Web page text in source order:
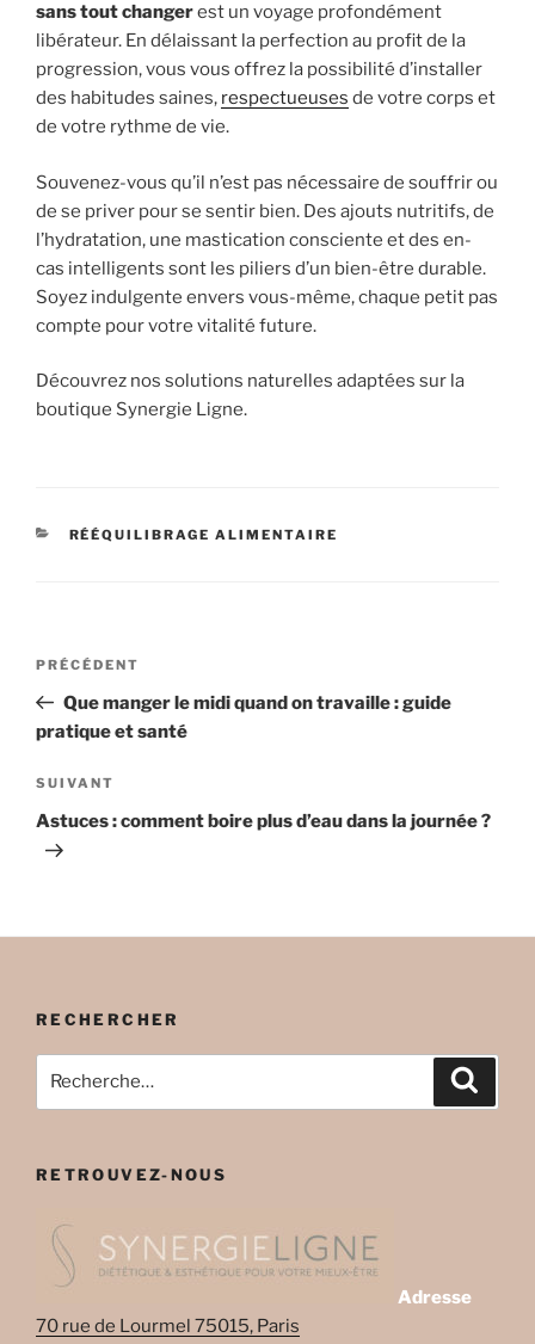
sans tout changerest un voyage profondément
libérateur. En délaissant la perfection au profit de la
progression, vous vous offrez la possibilité d’installer
des habitudes saines, respectueuses de votre corps et
de votre rythme de vie.
Souvenez-vous qu’il n’est pas nécessaire de souffrir ou
de se priver pour se sentir bien. Des ajouts nutritifs, de
l’hydratation, une mastication consciente et des en-
cas intelligents sont les piliers d’un bien-être durable.
Soyez indulgente envers vous-même, chaque petit pas
compte pour votre vitalité future.
Découvrez nos solutions naturelles adaptées sur la
boutique Synergie Ligne.
CATÉGORIES
RÉÉQUILIBRAGE ALIMENTAIRE
Navigation
l’article
Article
précédent
PRÉCÉDENT
Que manger le midi quand on travaille : guide
pratique et santé
Article
suivant
SUIVANT
Astuces : comment boire plus d’eau dans la journée ?
RECHERCHER
pour
RETROUVEZ-NOUS
Adresse
70 rue de Lourmel 75015, Paris